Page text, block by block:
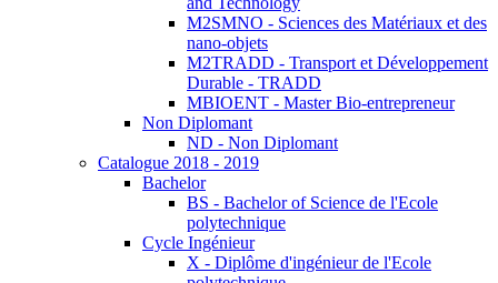
M2SMNO - Sciences des Matériaux et des
nano-objets
M2TRADD - Transport et Développement
Durable - TRADD
MBIOENT - Master Bio-entrepreneur
Non Diplomant
ND - Non Diplomant
Catalogue 2018 - 2019
Bachelor
BS - Bachelor of Science de l'Ecole
polytechnique
Cycle Ingénieur
X - Diplôme d'ingénieur de l'Ecole